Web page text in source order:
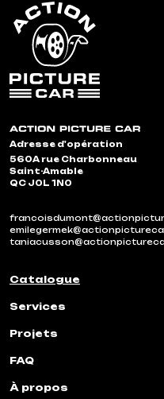
Adresse d'opération
560A rue Charbonneau
Saint-Amable
QC J0L 1N0
Catalogue
Services
Projets
FAQ
À propos